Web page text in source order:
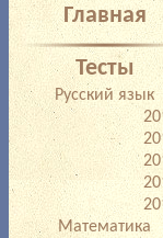
типа
Главная
Тесты
Русский язык
Математика